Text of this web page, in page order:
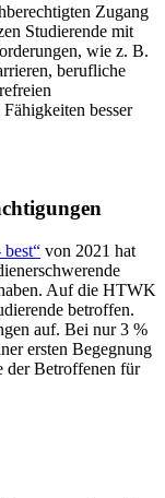
Zugang
Studierende mit
wie z. B.
berufliche
besser
best“ von 2021 hat
Auf die HTWK
betroffen.
auf. Bei nur 3 %
ersten Begegnung
der Betroffenen für